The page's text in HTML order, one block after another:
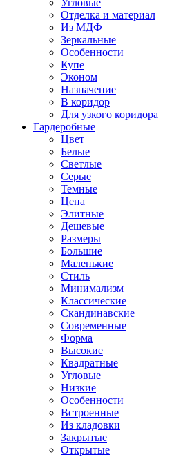
Угловые
Отделка и материал
Из МДФ
Зеркальные
Особенности
Купе
Эконом
Назначение
В коридор
Для узкого коридора
Гардеробные
Цвет
Белые
Светлые
Серые
Темные
Цена
Элитные
Дешевые
Размеры
Большие
Маленькие
Стиль
Минимализм
Классические
Скандинавские
Современные
Форма
Высокие
Квадратные
Угловые
Низкие
Особенности
Встроенные
Из кладовки
Закрытые
Открытые